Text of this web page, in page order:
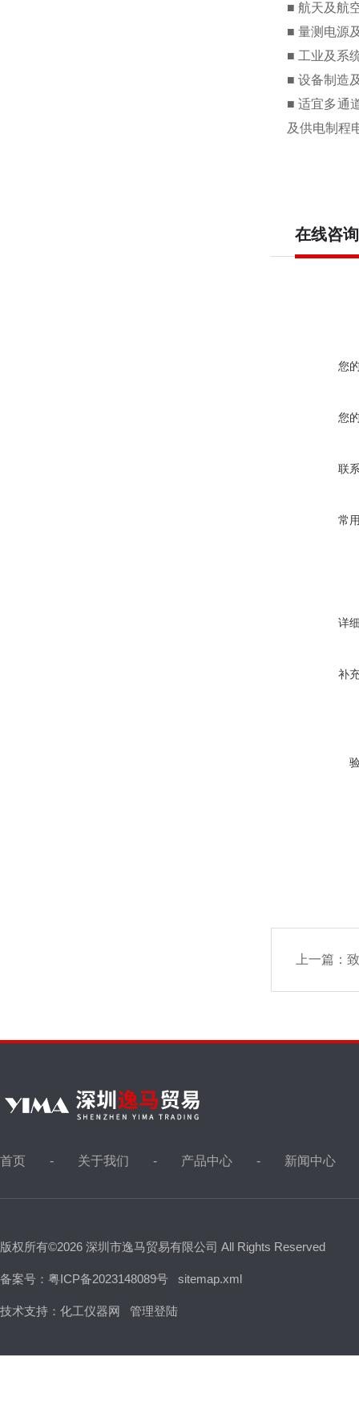
■ 航天及航
■ 量测电源
■ 工业及系
■ 设备制造
■ 适宜多通
及供电制程
在线咨询
您
您
联
常
详
补
上一篇：
首页 关于我们 产品中心 新闻中心
版权所有©2026 深圳市逸马贸易有限公司 All Rights Reserved
备案号：粤ICP备2023148089号 sitemap.xml
技术支持： 化工仪器网 管理登陆